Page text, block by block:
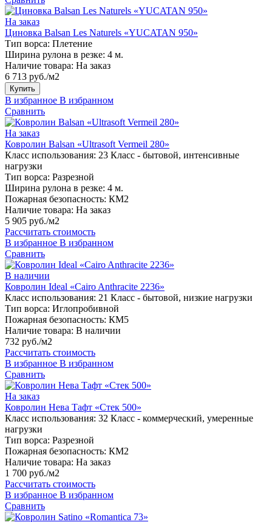
На заказ
Циновка Balsan Les Naturels «YUCATAN 950»
Тип ворса: Плетение
Ширина рулона в резке: 4 м.
Наличие товара: На заказ
6 713 руб./м2
Купить
В избранное В избранном
Сравнить
На заказ
Ковролин Balsan «Ultrasoft Vermeil 280»
Класс использования: 23 Класс - бытовой, интенсивные
нагрузки
Тип ворса: Разрезной
Ширина рулона в резке: 4 м.
Пожарная безопасность: КМ2
Наличие товара: На заказ
5 905 руб./м2
Рассчитать стоимость
В избранное В избранном
Сравнить
В наличии
Ковролин Ideal «Cairo Anthracite 2236»
Класс использования: 21 Класс - бытовой, низкие нагрузки
Тип ворса: Иглопробивной
Пожарная безопасность: КМ5
Наличие товара: В наличии
732 руб./м2
Рассчитать стоимость
В избранное В избранном
Сравнить
На заказ
Ковролин Нева Тафт «Стек 500»
Класс использования: 32 Класс - коммерческий, умеренные
нагрузки
Тип ворса: Разрезной
Пожарная безопасность: КМ2
Наличие товара: На заказ
1 700 руб./м2
Рассчитать стоимость
В избранное В избранном
Сравнить